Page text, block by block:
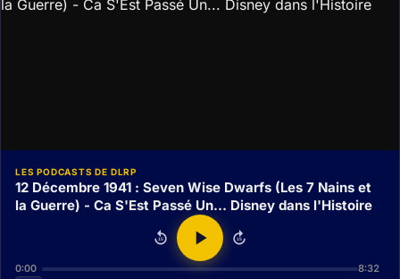
LES PODCASTS DE DLRP
12 Décembre 1941 : Seven Wise Dwarfs (Les 7 Nains et
la Guerre) - Ca S'Est Passé Un... Disney dans l'Histoire
15 15
0:00
8:32